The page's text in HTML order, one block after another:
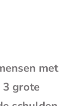
met
grote